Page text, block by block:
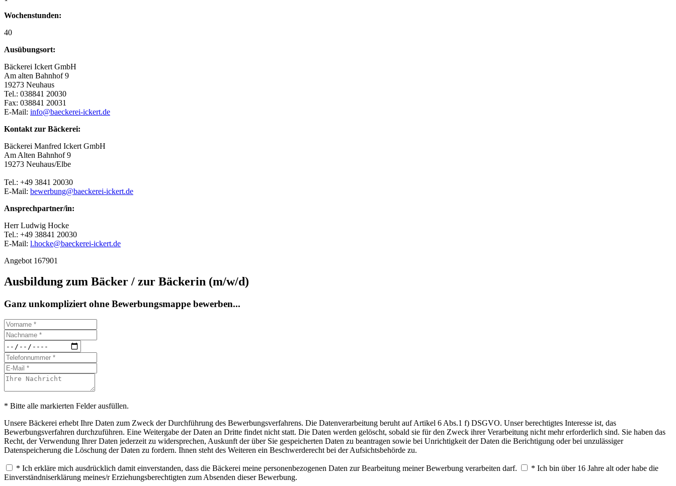
Wochenstunden:
40
Ausübungsort:
Bäckerei Ickert GmbH
Am alten Bahnhof 9
19273 Neuhaus
Tel.: 038841 20030
Fax: 038841 20031
E-Mail: info@baeckerei-ickert.de
Kontakt zur Bäckerei:
Bäckerei Manfred Ickert GmbH
Am Alten Bahnhof 9
19273 Neuhaus/Elbe
Tel.: +49 3841 20030
E-Mail: bewerbung@baeckerei-ickert.de
Ansprechpartner/in:
Herr Ludwig Hocke
Tel.: +49 38841 20030
E-Mail: l.hocke@baeckerei-ickert.de
Angebot 167901
Ausbildung zum Bäcker / zur Bäckerin (m/w/d)
Ganz unkompliziert ohne Bewerbungsmappe bewerben...
* Bitte alle markierten Felder ausfüllen.
Unsere Bäckerei erhebt Ihre Daten zum Zweck der Durchführung des Bewerbungsverfahrens. Die Datenverarbeitung beruht auf Artikel 6 Abs.1 f) DSGVO. Unser berechtigtes Interesse ist, das
Bewerbungsverfahren durchzuführen. Eine Weitergabe der Daten an Dritte findet nicht statt. Die Daten werden gelöscht, sobald sie für den Zweck ihrer Verarbeitung nicht mehr erforderlich sind. Sie haben das
Recht, der Verwendung Ihrer Daten jederzeit zu widersprechen, Auskunft der über Sie gespeicherten Daten zu beantragen sowie bei Unrichtigkeit der Daten die Berichtigung oder bei unzulässiger
Datenspeicherung die Löschung der Daten zu fordern. Ihnen steht des Weiteren ein Beschwerderecht bei der Aufsichtsbehörde zu.
* Ich erkläre mich ausdrücklich damit einverstanden, dass die Bäckerei meine personenbezogenen Daten zur Bearbeitung meiner Bewerbung verarbeiten darf.
* Ich bin über 16 Jahre alt oder habe die
Einverständniserklärung meines/r Erziehungsberechtigten zum Absenden dieser Bewerbung.